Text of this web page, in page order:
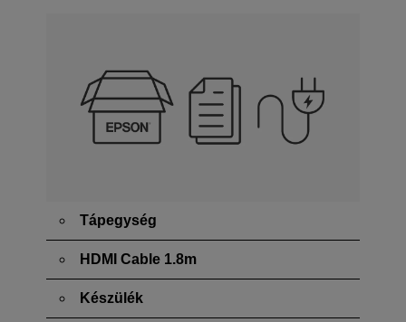
Tápegység
HDMI Cable 1.8m
Készülék